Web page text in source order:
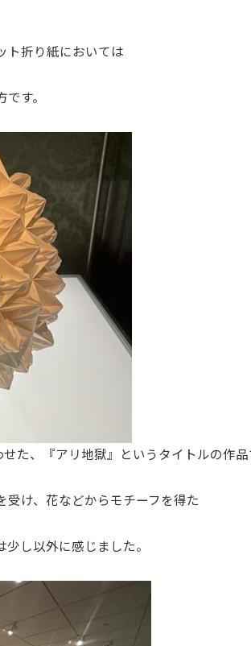
ト折り紙においては
す。
た、『アリ地獄』というタイトルの作品
け、花などからモチーフを得た
し以外に感じました。